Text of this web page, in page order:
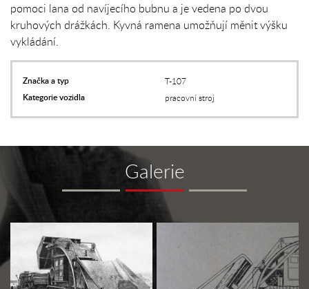
Značka a typ T-107
Kategorie vozidla pracovní stroj
pomoci lana od navíjecího bubnu a je vedena po dvou
kruhových drážkách. Kyvná ramena umožňují měnit výšku
vykládání.
Galerie